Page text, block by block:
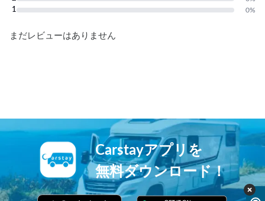
1 0%
まだレビューはありません
Carstayアプリを
無料ダウンロード！